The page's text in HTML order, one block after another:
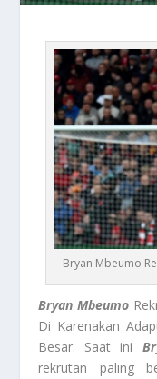
Bryan Mbeumo
Bryan Mbeumo
Di Karenakan
Besar. Saat ini
rekrutan paling